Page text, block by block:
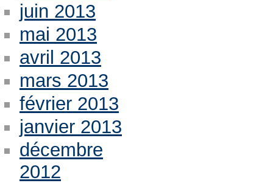
juin 2013
mai 2013
avril 2013
mars 2013
février 2013
janvier 2013
décembre
2012